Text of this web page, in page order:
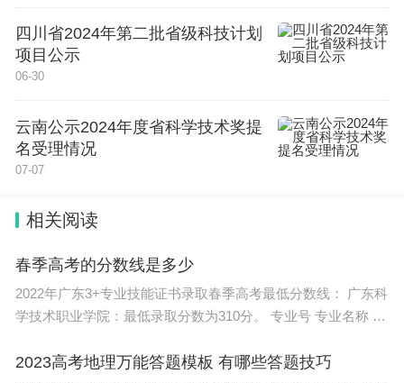
四川省2024年第二批省级科技计划
项目公示
06-30
云南公示2024年度省科学技术奖提
名受理情况
07-07
相关阅读
春季高考的分数线是多少
2022年广东3+专业技能证书录取春季高考最低分数线： 广东科
学技术职业学院：最低录取分数为310分。 专业号 专业名称 最
282 403 物流
2023高考地理万能答题模板 有哪些答题技巧